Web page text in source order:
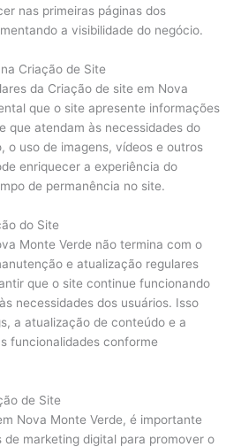
nas primeiras páginas dos
a visibilidade do negócio.
Criação de Site
da Criação de site em Nova
que o site apresente informações
que atendam às necessidades do
o uso de imagens, vídeos e outros
enriquecer a experiência do
de permanência no site.
do Site
Monte Verde não termina com o
e atualização regulares
que o site continue funcionando
necessidades dos usuários. Isso
a atualização de conteúdo e a
funcionalidades conforme
de Site
Nova Monte Verde, é importante
de marketing digital para promover o